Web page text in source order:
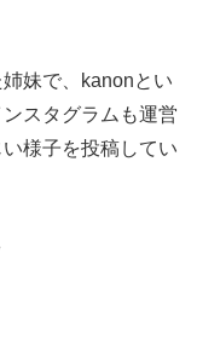
妹で、kanonとい
スタグラムも運営
様子を投稿してい